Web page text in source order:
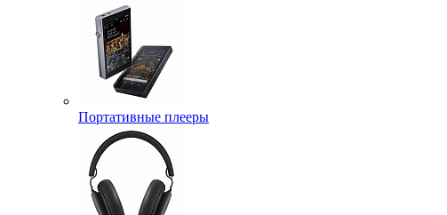
Портативные плееры